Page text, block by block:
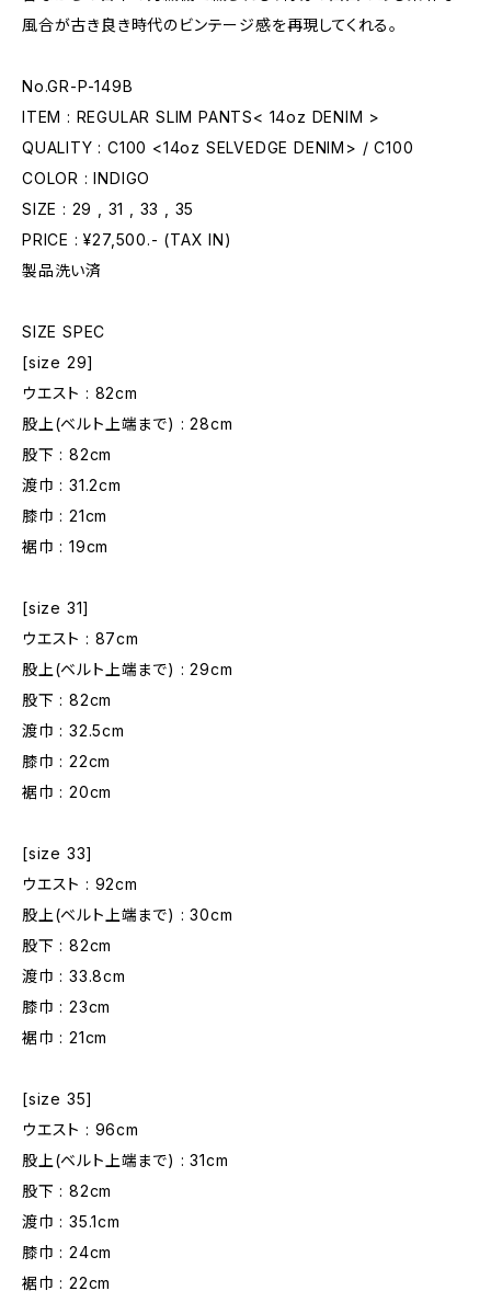
風合が古き良き時代のビンテージ感を再現してくれる。
No.GR-P-149B
ITEM : REGULAR SLIM PANTS< 14oz DENIM >
QUALITY : C100 <14oz SELVEDGE DENIM> / C100
COLOR : INDIGO
SIZE : 29 , 31 , 33 , 35
PRICE : ¥27,500.- (TAX IN)
製品洗い済
SIZE SPEC
[size 29]
ウエスト : 82cm
股上(ベルト上端まで) : 28cm
股下 : 82cm
渡巾 : 31.2cm
膝巾 : 21cm
裾巾 : 19cm
[size 31]
ウエスト : 87cm
股上(ベルト上端まで) : 29cm
股下 : 82cm
渡巾 : 32.5cm
膝巾 : 22cm
裾巾 : 20cm
[size 33]
ウエスト : 92cm
股上(ベルト上端まで) : 30cm
股下 : 82cm
渡巾 : 33.8cm
膝巾 : 23cm
裾巾 : 21cm
[size 35]
ウエスト : 96cm
股上(ベルト上端まで) : 31cm
股下 : 82cm
渡巾 : 35.1cm
膝巾 : 24cm
裾巾 : 22cm